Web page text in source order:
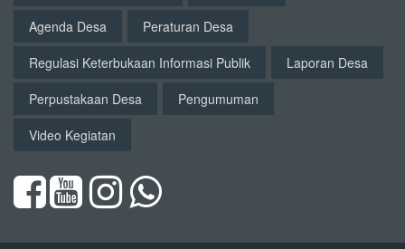
Agenda Desa
Peraturan Desa
Regulasi Keterbukaan Informasi Publik
Laporan Desa
Perpustakaan Desa
Pengumuman
Video Kegiatan